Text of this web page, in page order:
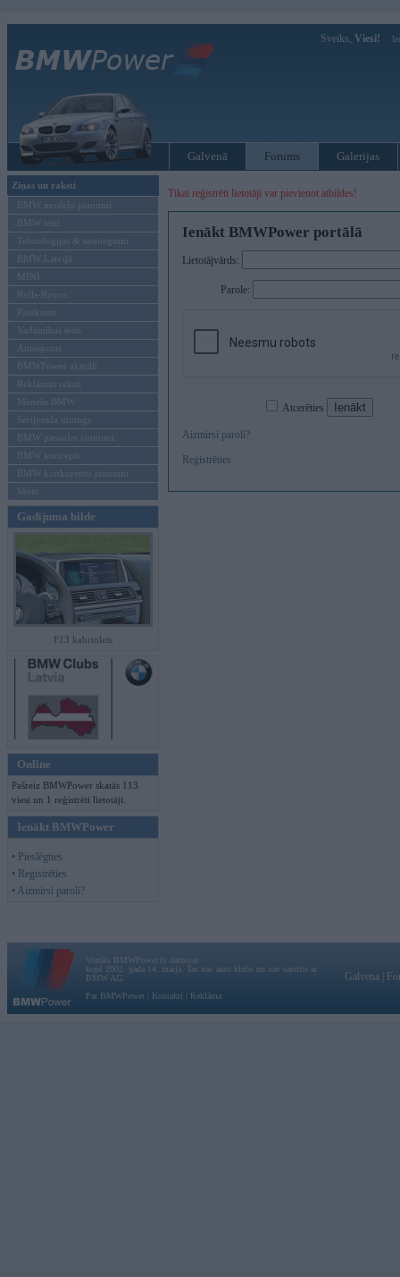
Sveiks, Viesi!
Galvenā Forums Galerijas
Ziņas un raksti
BMW modeļu jaunumi
BMW testi
Tehnoloģijas & sasniegumi
BMW Latvijā
MINI
Rolls-Royce
Pasākumi
Vadāmības tests
Autosports
BMWPower aktuāli
Reklāmas raksti
Mēneša BMW
Sērijveida tūnings
BMW pasaules jaunumi
BMW koncepti
BMW konkurentu jaunumi
Moto
Gadījuma bilde
F13 kabriolets
Online
Pašreiz BMWPower skatās 113
viesi un 1 reģistrēti lietotāji.
Ienākt BMWPower
• Pieslēgties
• Reģistrēties
• Aizmirsi paroli?
Tikai reģistrēti lietotāji var pievienot atbildes!
Ienākt BMWPower portālā
Lietotājvārds:
Parole:
Atcerēties
Aizmirsi paroli?
Reģistrēties
Vortāls BMWPower.lv darbojas
kopš 2002. gada 14. maija. Tas nav auto klubs un nav saistīts ar
BMW AG.
Par BMWPower
Kontakti Reklāma
Galvena